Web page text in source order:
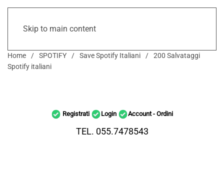
Skip to main content
Home SPOTIFY Save Spotify Italiani
200 Salvataggi
Spotify italiani
Registrati Login Account - Ordini
TEL. 055.7478543